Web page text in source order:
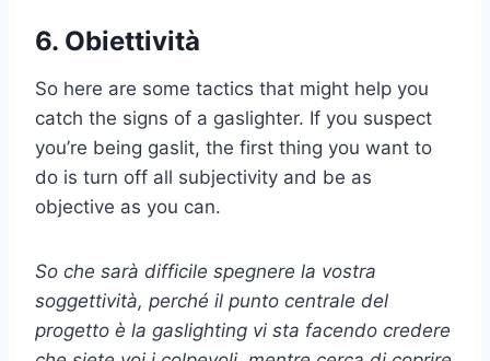
6. Obiettività
So here are some tactics that might help you
catch the signs of a gaslighter. If you suspect
you’re being gaslit, the first thing you want to
do is turn off all subjectivity and be as
objective as you can.
So che sarà difficile spegnere la vostra
soggettività, perché il punto centrale del
progetto è la gaslighting vi sta facendo credere